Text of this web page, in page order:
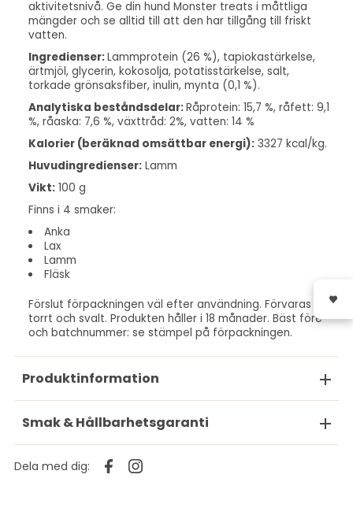
aktivitetsnivå. Ge din hund Monster treats i måttliga
mängder och se alltid till att den har tillgång till friskt
vatten.
Ingredienser:Lammprotein (26 %), tapiokastärkelse,
ärtmjöl, glycerin, kokosolja, potatisstärkelse, salt,
torkade grönsaksfiber, inulin, mynta (0,1 %).
Analytiska beståndsdelar:Råprotein: 15,7 %, råfett: 9,1
%, råaska: 7,6 %, växttråd: 2%, vatten: 14 %
Kalorier (beräknad omsättbar energi):3327 kcal/kg.
Huvudingredienser:Lamm
Vikt:100 g
Finns i 4 smaker:
Anka
Lax
Lamm
Fläsk
Förslut förpackningen väl efter användning. Förvaras
torrt och svalt. Produkten håller i 18 månader. Bäst före
och batchnummer: se stämpel på förpackningen.
Produktinformation
Smak & Hållbarhetsgaranti
Dela med dig: